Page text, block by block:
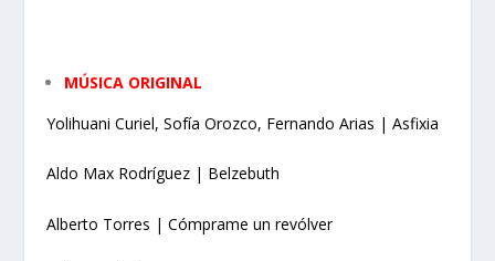
MÚSICA ORIGINAL
Yolihuani Curiel, Sofía Orozco, Fernando Arias | Asfixia
Aldo Max Rodríguez | Belzebuth
Alberto Torres | Cómprame un revólver